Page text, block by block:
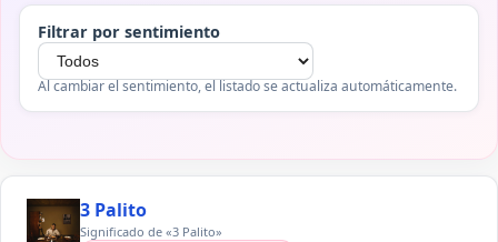
Filtrar por sentimiento
Al cambiar el sentimiento, el listado se actualiza automáticamente.
3 Palito
Significado de «3 Palito»